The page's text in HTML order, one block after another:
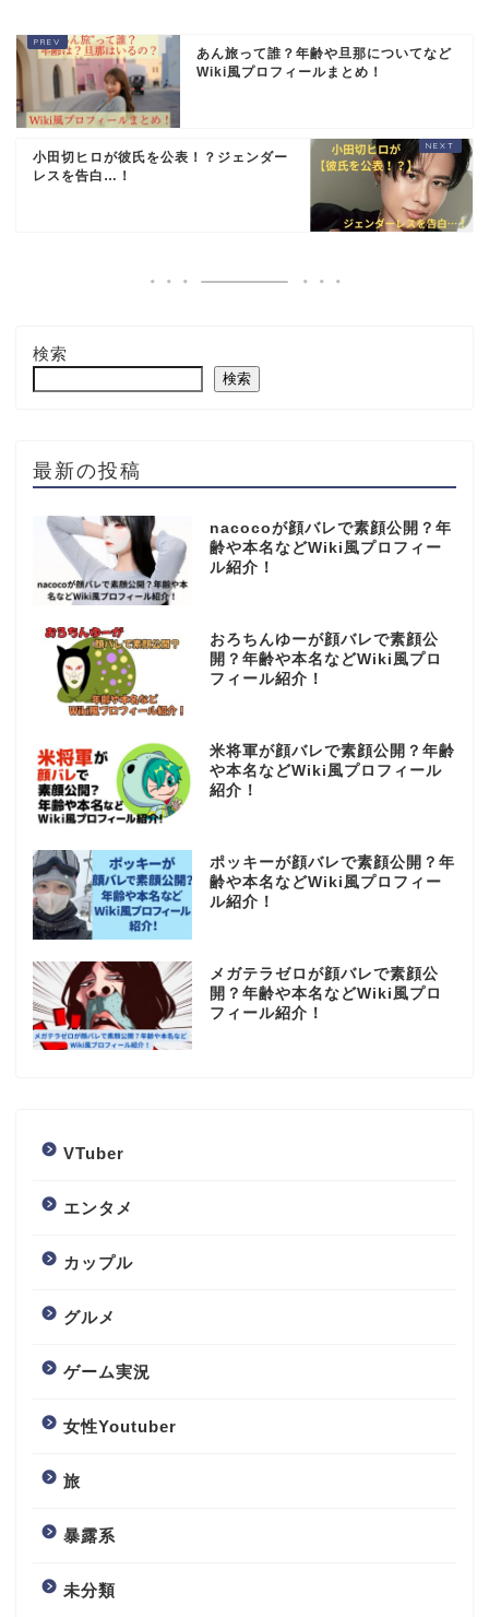
あん旅って誰？年齢や旦那についてなど
Wiki風プロフィールまとめ！
小田切ヒロが彼氏を公表！？ジェンダー
レスを告白…！
検索
検索
最新の投稿
nacocoが顔バレで素顔公開？年
齢や本名などWiki風プロフィー
ル紹介！
おろちんゆーが顔バレで素顔公
開？年齢や本名などWiki風プロ
フィール紹介！
米将軍が顔バレで素顔公開？年齢
や本名などWiki風プロフィール
紹介！
ポッキーが顔バレで素顔公開？年
齢や本名などWiki風プロフィー
ル紹介！
メガテラゼロが顔バレで素顔公
開？年齢や本名などWiki風プロ
フィール紹介！
VTuber
エンタメ
カップル
グルメ
ゲーム実況
女性Youtuber
旅
暴露系
未分類